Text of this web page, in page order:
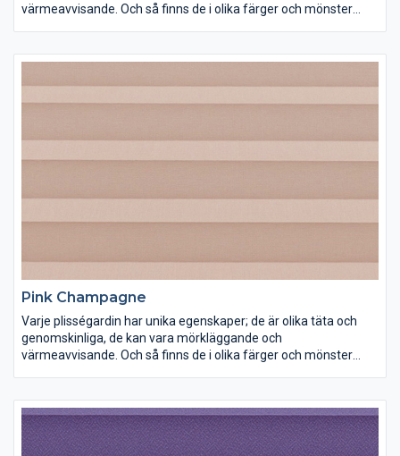
värmeavvisande. Och så finns de i olika färger och mönster
Pink Champagne
Varje plisségardin har unika egenskaper; de är olika täta och
genomskinliga, de kan vara mörkläggande och
värmeavvisande. Och så finns de i olika färger och mönster